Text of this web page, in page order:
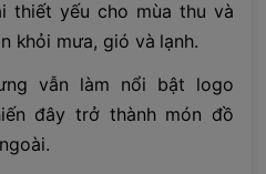
thiết yếu cho mùa thu và
khỏi mưa, gió và lạnh.
vẫn làm nổi bật logo
đây trở thành món đồ